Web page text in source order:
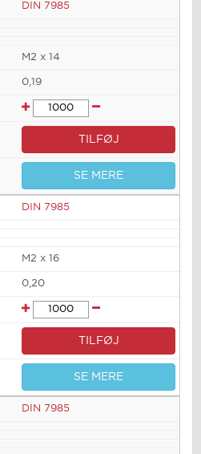
DIN 7985
M2 x 14
0,19
TILFØJ
SE MERE
DIN 7985
M2 x 16
0,20
TILFØJ
SE MERE
DIN 7985